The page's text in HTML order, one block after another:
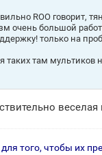
ROO говорит,
очень большой
только на
таких там мультиков
того, чтобы их